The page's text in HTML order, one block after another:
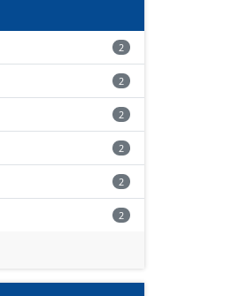
2
2
2
2
2
2